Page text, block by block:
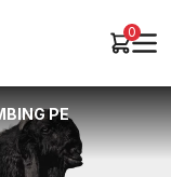
0
PE